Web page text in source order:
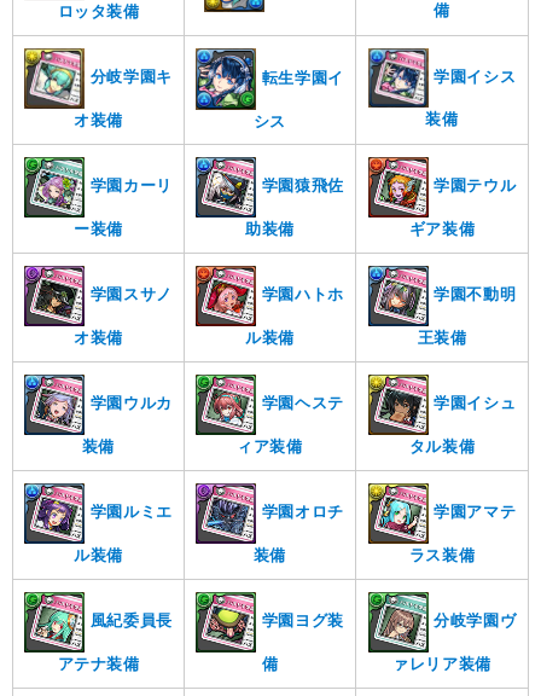
ロッタ装備 備
分岐学園キ
オ装備
転生学園イ
シス
学園イシス
装備
学園カーリ
ー装備
学園猿飛佐
助装備
学園テウル
ギア装備
学園スサノ
オ装備
学園ハトホ
ル装備
学園不動明
王装備
学園ウルカ
装備
学園ヘステ
ィア装備
学園イシュ
タル装備
学園ルミエ
ル装備
学園オロチ
装備
学園アマテ
ラス装備
風紀委員長
アテナ装備
学園ヨグ装
備
分岐学園ヴ
ァレリア装備